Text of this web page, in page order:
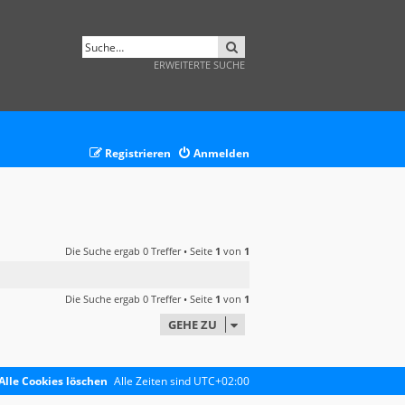
ERWEITERTE SUCHE
Anmelden
Registrieren
Die Suche ergab 0 Treffer • Seite 1 von 1
Die Suche ergab 0 Treffer • Seite 1 von 1
GEHE ZU
Alle Zeiten sind UTC+02:00
Cookies löschen